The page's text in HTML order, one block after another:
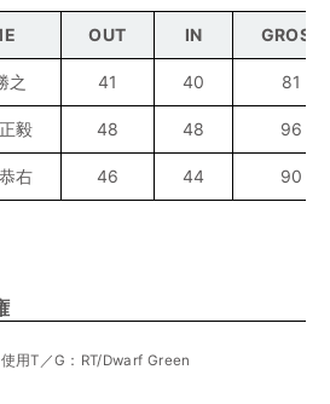
OUT IN GROSS
之 41 40 81
毅 48 48 96
右 46 44 90
用T／G：RT/Dwarf Green